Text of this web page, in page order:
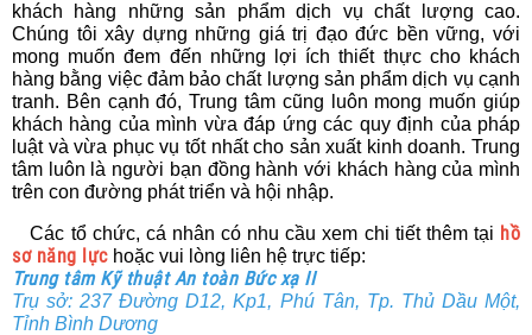
khách hàng những sản phẩm dịch vụ chất lượng cao.
Chúng tôi xây dựng những giá trị đạo đức bền vững, với
mong muốn đem đến những lợi ích thiết thực cho khách
hàng bằng việc đảm bảo chất lượng sản phẩm dịch vụ cạnh
tranh. Bên cạnh đó, Trung tâm cũng luôn mong muốn giúp
khách hàng của mình vừa đáp ứng các quy định của pháp
luật và vừa phục vụ tốt nhất cho sản xuất kinh doanh. Trung
tâm luôn là người bạn đồng hành với khách hàng của mình
trên con đường phát triển và hội nhập.
Các tổ chức, cá nhân có nhu cầu xem chi tiết thêm tại hồ
sơ năng lực hoặc vui lòng liên hệ trực tiếp:
Trung tâm Kỹ thuật An toàn Bức xạ II
Trụ sở: 237 Đường D12, Kp1, Phú Tân, Tp. Thủ Dầu Một,
Tỉnh Bình Dương